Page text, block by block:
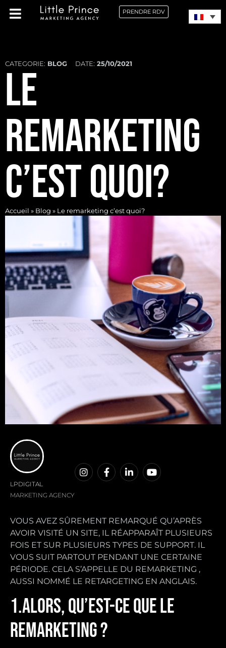
PRENDRE RDV
CATEGORIE: BLOG DATE: 25/10/2021
LE
REMARKETING
C’EST QUOI?
Accueil » Blog » Le remarketing c’est quoi?
LPDIGITAL
MARKETING AGENCY
VOUS AVEZ SÛREMENT REMARQUÉ QU’APRÈS
AVOIR VISITÉ UN SITE, IL RÉAPPARAÎT PLUSIEURS
FOIS ET SUR PLUSIEURS TYPES DE SUPPORT. IL
VOUS SUIT PARTOUT PENDANT UNE CERTAINE
PÉRIODE. CELA S’APPELLE DU REMARKETING ,
AUSSI NOMMÉ LE RETARGETING EN ANGLAIS.
1.ALORS, QU’EST-CE QUE LE
REMARKETING ?